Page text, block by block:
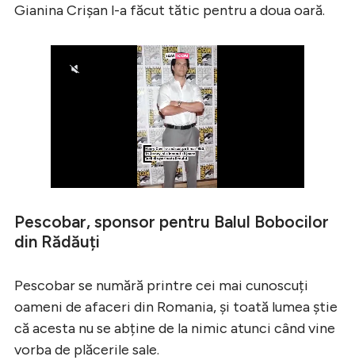
Gianina Crișan l-a făcut tătic pentru a doua oară.
Pescobar, sponsor pentru Balul Bobocilor
din Rădăuți
Pescobar se numără printre cei mai cunoscuți
oameni de afaceri din Romania, și toată lumea știe
că acesta nu se abține de la nimic atunci când vine
vorba de plăcerile sale.